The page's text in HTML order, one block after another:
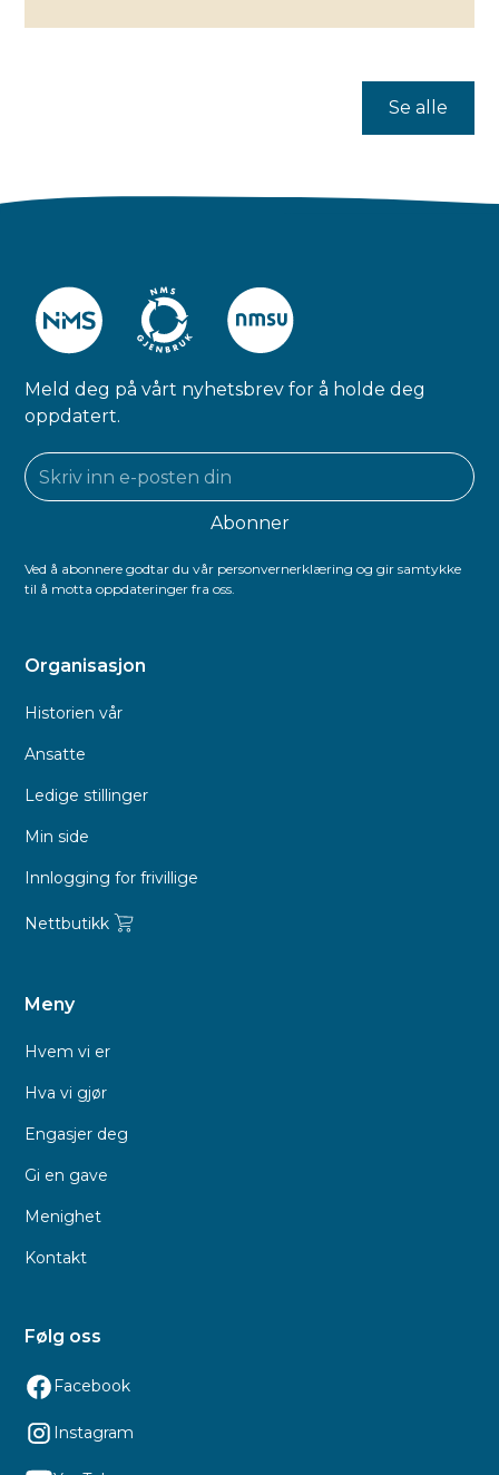
Se alle
Meld deg på vårt nyhetsbrev for å holde deg
oppdatert.
Ved å abonnere godtar du vår personvernerklæring og gir samtykke
til å motta oppdateringer fra oss.
Organisasjon
Historien vår
Ansatte
Ledige stillinger
Min side
Innlogging for frivillige
Nettbutikk
Meny
Hvem vi er
Hva vi gjør
Engasjer deg
Gi en gave
Menighet
Kontakt
Følg oss
Facebook
Instagram